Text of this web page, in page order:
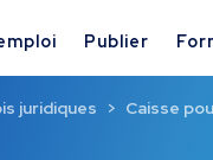
Publier
juridiques Caisse